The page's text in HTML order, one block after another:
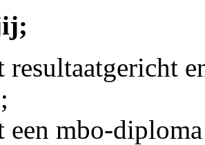
resultaatgericht
een mbo-